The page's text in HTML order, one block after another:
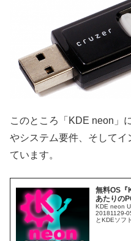
このところ「KDE neon」
やシステム要件、そして
ています。
無料OS
あたりの
KDE neon
20181129-
とKDEソフ